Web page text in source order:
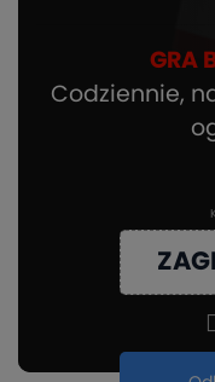
GRA
Codziennie,